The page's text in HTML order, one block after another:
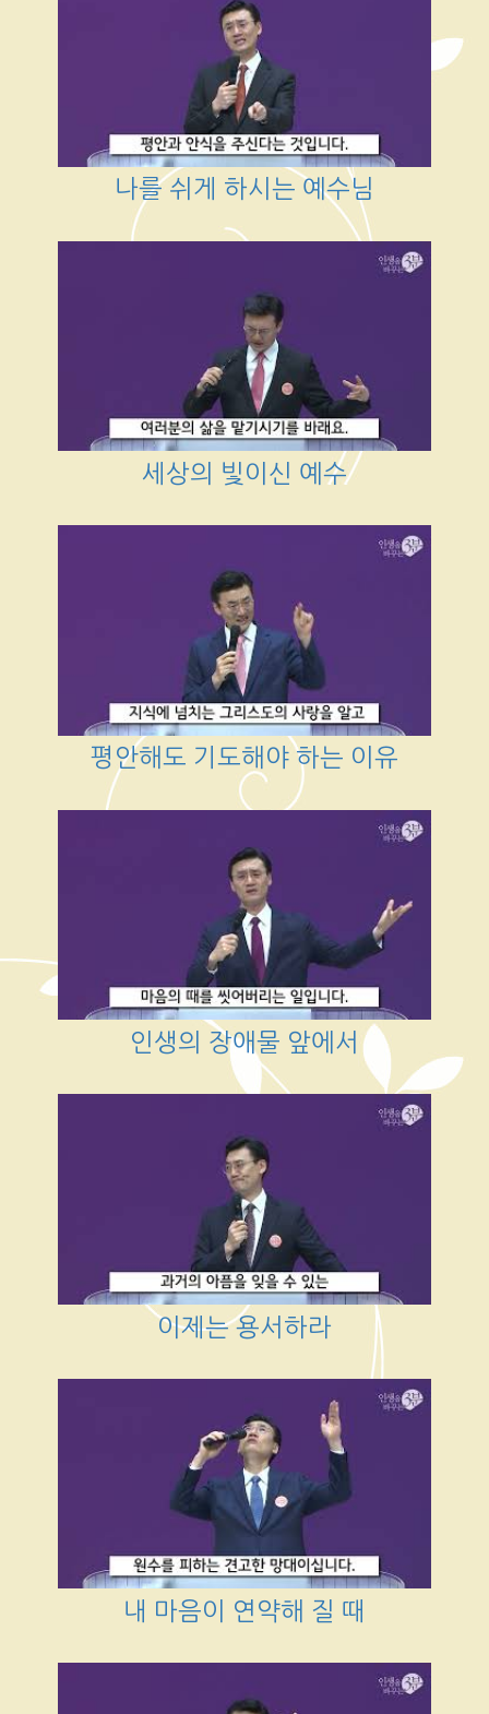
나를 쉬게 하시는 예수님
세상의 빛이신 예수
평안해도 기도해야 하는 이유
인생의 장애물 앞에서
이제는 용서하라
내 마음이 연약해 질 때